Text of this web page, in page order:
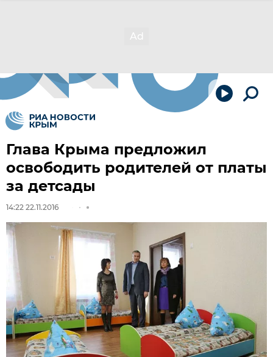
Глава Крыма предложил
освободить родителей от платы
за детсады
14:22 22.11.2016